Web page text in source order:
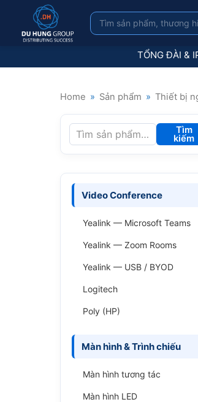
TỔNG ĐÀI &
Home » Sản phẩm » Thiết bị
Tìm
kiếm
Video Conference
Yealink — Microsoft Teams
Yealink — Zoom Rooms
Yealink — USB / BYOD
Logitech
Poly (HP)
Màn hình & Trình chiếu
Màn hình tương tác
Màn hình LED